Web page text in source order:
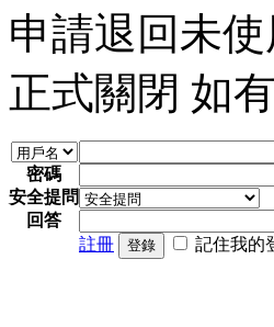
申請退回未
正式關閉 如
密碼
安全提問
回答
註冊
登錄 記住我的